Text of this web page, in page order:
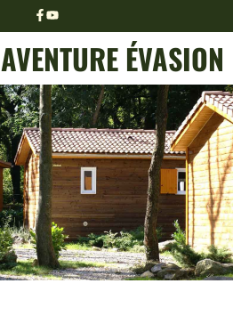
AVENTURE ÉVASION